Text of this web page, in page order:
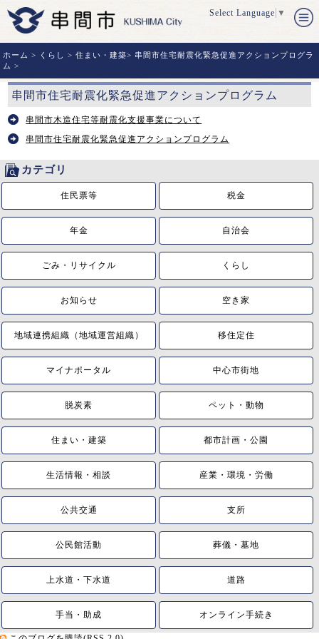
Select Language ▼
ホーム > くらし >住まい・建築> 串間市住宅耐震化緊急促進アクションプログラ
ム >
串間市住宅耐震化緊急促進アクションプログラム
串間市木造住宅等耐震化支援事業について
串間市住宅耐震化緊急促進アクションプログラム
カテゴリ
住民票等 税金
年金 自治会
ごみ・リサイクル くらし
お知らせ 空き家
地域連携組織（地域運営組織） 移住定住
マイナポータル 中心市街地
脱炭素 ペット・動物
住まい・建築 都市計画・公園
生活情報・相談 産業・環境・労働
公共交通 支所
公民館活動 葬儀・墓地
上水道・下水道 道路
手当・助成 オンライン手続き